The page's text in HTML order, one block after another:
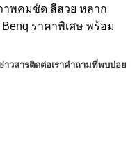
าพคมชัด สีสวย หลาก
ราคาพิเศษ พร้อม
าวสารติดต่อเราคำถามที่พบบ่อย